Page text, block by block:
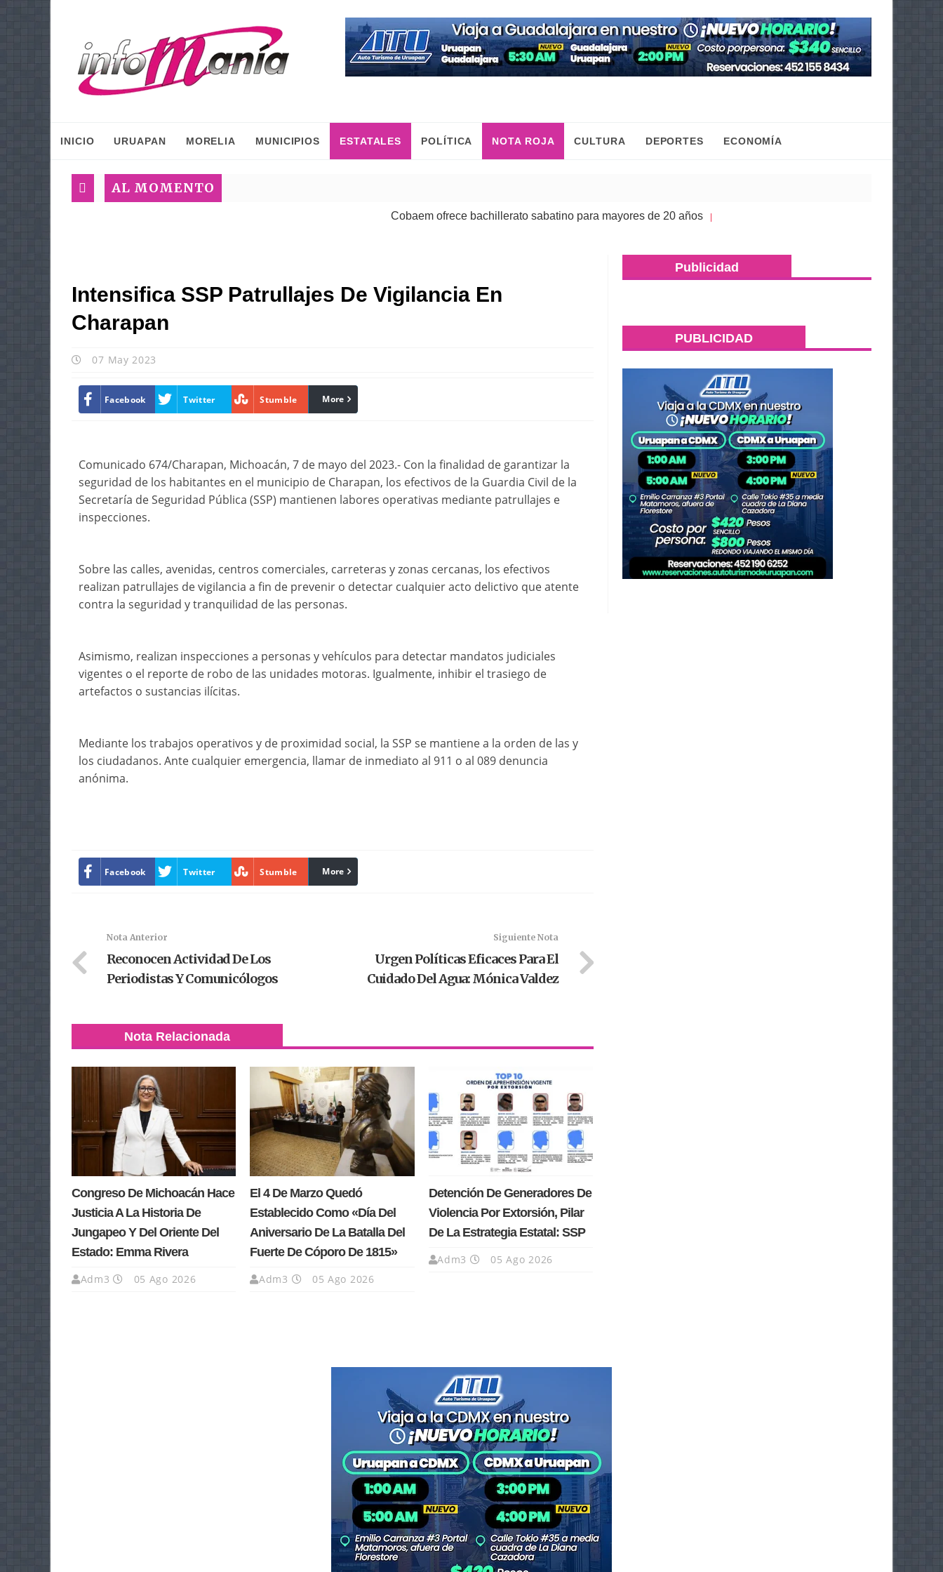
INICIO URUAPAN MORELIA MUNICIPIOS ESTATALES POLÍTICA NOTA ROJA CULTURA DEPORTES ECONOMÍA
AL MOMENTO
Cobaem ofrece bachillerato sabatino para mayores de 20 años| 05 Ago 2026
Intensifica SSP Patrullajes De Vigilancia En
Charapan
07 May 2023
Facebook Twitter Stumble linkedin
More
Comunicado 674/Charapan, Michoacán, 7 de mayo del 2023.- Con la finalidad de garantizar la
seguridad de los habitantes en el municipio de Charapan, los efectivos de la Guardia Civil de la
Secretaría de Seguridad Pública (SSP) mantienen labores operativas mediante patrullajes e
inspecciones.
Sobre las calles, avenidas, centros comerciales, carreteras y zonas cercanas, los efectivos
realizan patrullajes de vigilancia a fin de prevenir o detectar cualquier acto delictivo que atente
contra la seguridad y tranquilidad de las personas.
Asimismo, realizan inspecciones a personas y vehículos para detectar mandatos judiciales
vigentes o el reporte de robo de las unidades motoras. Igualmente, inhibir el trasiego de
artefactos o sustancias ilícitas.
Mediante los trabajos operativos y de proximidad social, la SSP se mantiene a la orden de las y
los ciudadanos. Ante cualquier emergencia, llamar de inmediato al 911 o al 089 denuncia
anónima.
Facebook Twitter Stumble linkedin
More
Nota Anterior
Reconocen Actividad De Los
Periodistas Y Comunicólogos
Siguiente Nota
Urgen Políticas Eficaces Para El
Cuidado Del Agua: Mónica Valdez
Nota Relacionada
Congreso De Michoacán Hace
Justicia A La Historia De
Jungapeo Y Del Oriente Del
Estado: Emma Rivera
Adm3 05 Ago 2026
El 4 De Marzo Quedó
Establecido Como «Día Del
Aniversario De La Batalla Del
Fuerte De Cóporo De 1815»
Adm3 05 Ago 2026
Detención De Generadores De
Violencia Por Extorsión, Pilar
De La Estrategia Estatal: SSP
Adm3 05 Ago 2026
Publicidad
PUBLICIDAD